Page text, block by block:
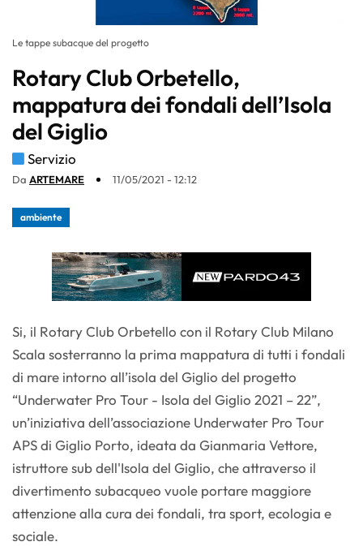
Le tappe subacque del progetto
Rotary Club Orbetello,
mappatura dei fondali dell’Isola
del Giglio
Servizio
Da ARTEMARE 11/05/2021 - 12:12
ambiente
Si, il Rotary Club Orbetello con il Rotary Club Milano
Scala sosterranno la prima mappatura di tutti i fondali
di mare intorno all’isola del Giglio del progetto
“Underwater Pro Tour - Isola del Giglio 2021 – 22”,
un’iniziativa dell’associazione Underwater Pro Tour
APS di Giglio Porto, ideata da Gianmaria Vettore,
istruttore sub dell'Isola del Giglio, che attraverso il
divertimento subacqueo vuole portare maggiore
attenzione alla cura dei fondali, tra sport, ecologia e
sociale.